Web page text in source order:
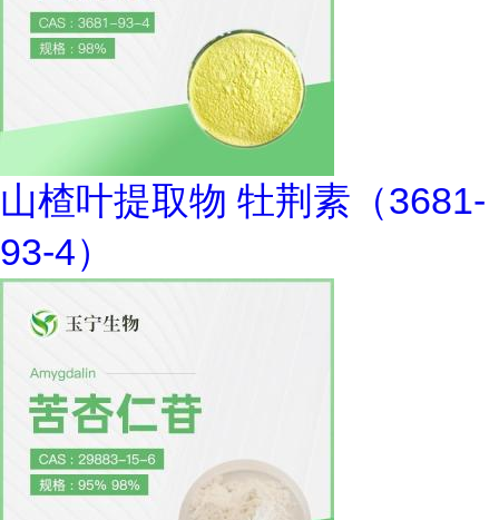
山楂叶提取物 牡荆素（3681-
93-4）